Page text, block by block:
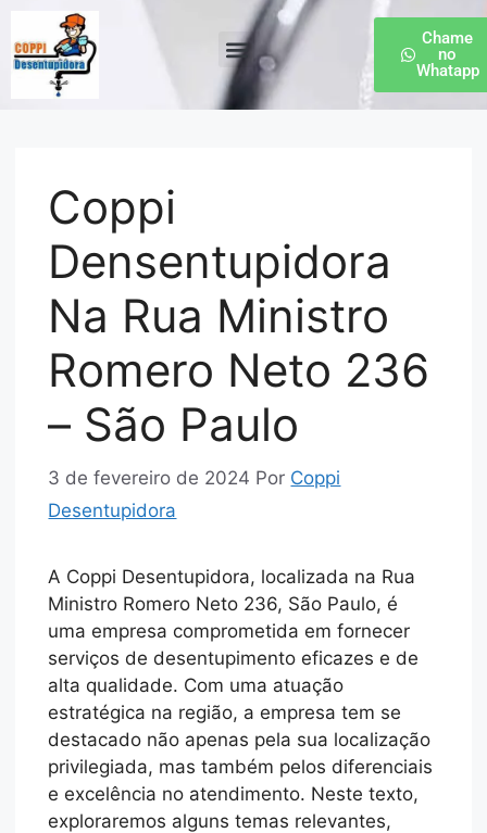
Chame
no
Whatapp
Coppi
Densentupidora
Na Rua Ministro
Romero Neto 236
– São Paulo
3 de fevereiro de 2024 Por Coppi
Desentupidora
A Coppi Desentupidora, localizada na Rua
Ministro Romero Neto 236, São Paulo, é
uma empresa comprometida em fornecer
serviços de desentupimento eficazes e de
alta qualidade. Com uma atuação
estratégica na região, a empresa tem se
destacado não apenas pela sua localização
privilegiada, mas também pelos diferenciais
e excelência no atendimento. Neste texto,
exploraremos alguns temas relevantes,